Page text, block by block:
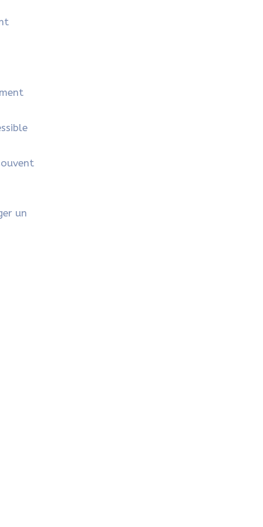
un